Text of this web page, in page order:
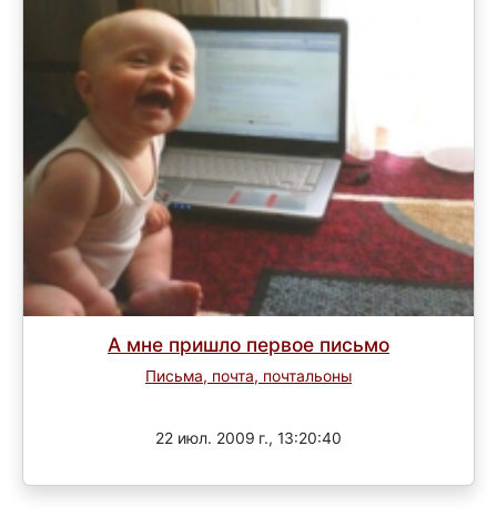
А мне пришло первое письмо
Письма, почта, почтальоны
22 июл. 2009 г., 13:20:40